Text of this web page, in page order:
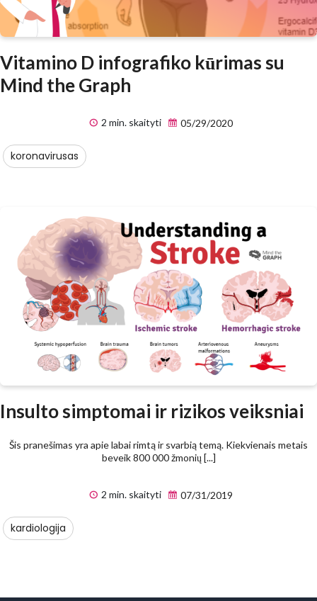
Vitamino D infografiko kūrimas su
Mind the Graph
2 min. skaityti 05/29/2020
koronavirusas
Insulto simptomai ir rizikos veiksniai
Šis pranešimas yra apie labai rimtą ir svarbią temą. Kiekvienais metais
beveik 800 000 žmonių [...]
2 min. skaityti 07/31/2019
kardiologija